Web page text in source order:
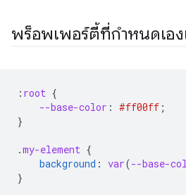
พร็อพเพอร์ตี้ที่กำหนดเอ
: root {
--base-color : #ff00ff ;
}
.my-element {
background : var(--base-
}